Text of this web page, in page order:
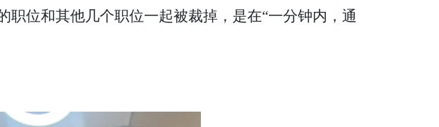
职位和其他几个职位一起被裁掉，是在“一分钟内，通